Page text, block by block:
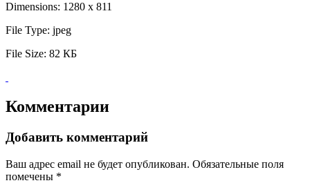
Dimensions: 1280 x 811
File Type: jpeg
File Size: 82 КБ
Комментарии
Добавить комментарий
Ваш адрес email не будет опубликован. Обязательные поля
помечены *